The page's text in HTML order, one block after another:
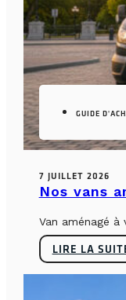
GUIDE
7 JUILLET 2026
Nos vans
Van aménagé
LIRE LA